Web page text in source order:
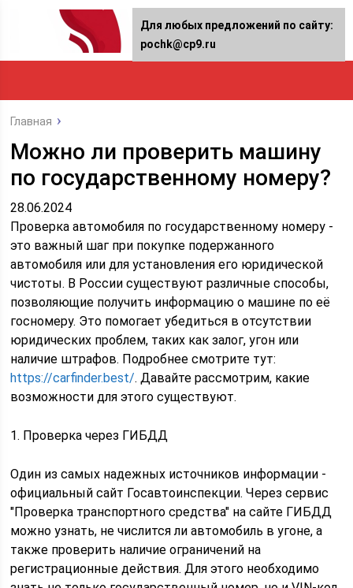
Главная
Можно ли проверить машину
по государственному номеру?
28.06.2024
Проверка автомобиля по государственному номеру -
это важный шаг при покупке подержанного
автомобиля или для установления его юридической
чистоты. В России существуют различные способы,
позволяющие получить информацию о машине по её
госномеру. Это помогает убедиться в отсутствии
юридических проблем, таких как залог, угон или
наличие штрафов. Подробнее смотрите тут:
https://carfinder.best/. Давайте рассмотрим, какие
возможности для этого существуют.
1. Проверка через ГИБДД
Один из самых надежных источников информации -
официальный сайт Госавтоинспекции. Через сервис
"Проверка транспортного средства" на сайте ГИБДД
можно узнать, не числится ли автомобиль в угоне, а
также проверить наличие ограничений на
регистрационные действия. Для этого необходимо
Для любых предложений по сайту:
pochk@cp9.ru